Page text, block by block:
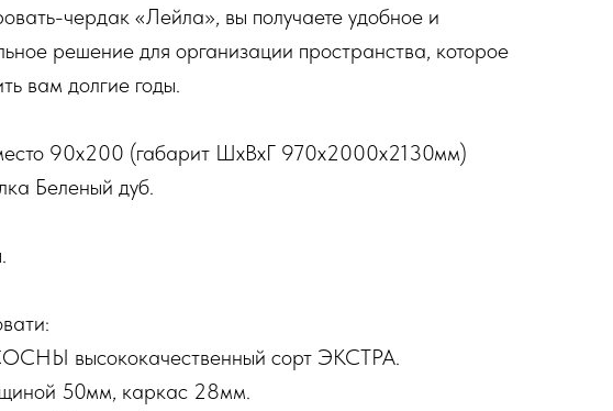
чердак «Лейла», вы получаете удобное и
решение для организации пространства, которое
вам долгие годы.
90х200 (габарит ШхВхГ 970х2000х2130мм)
Беленый дуб.
высококачественный сорт ЭКСТРА.
50мм, каркас 28мм.